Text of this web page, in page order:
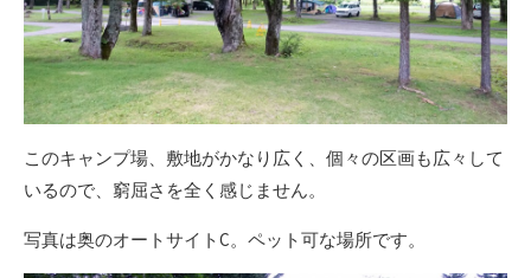
このキャンプ場、敷地がかなり広く、個々の区画も広々して
いるので、窮屈さを全く感じません。
写真は奥のオートサイトC。ペット可な場所です。